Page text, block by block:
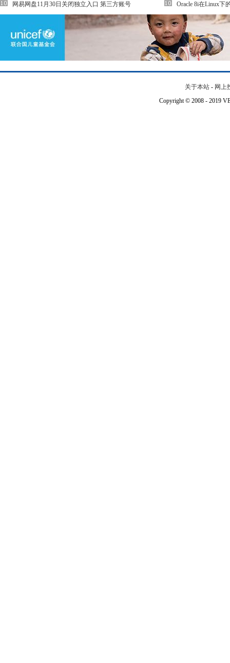
网易网盘11月30日关闭独立入口 第三方账号
Oracle 8i在Linux下
关于本站 - 网上
Copyright © 2008 - 2019